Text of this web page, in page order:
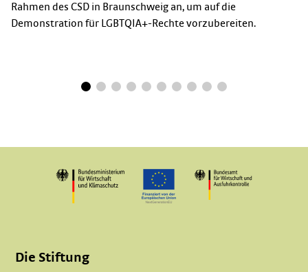
Rahmen des CSD in Braunschweig an, um auf die
Demonstration für LGBTQIA+-Rechte vorzubereiten.
Die Stiftung